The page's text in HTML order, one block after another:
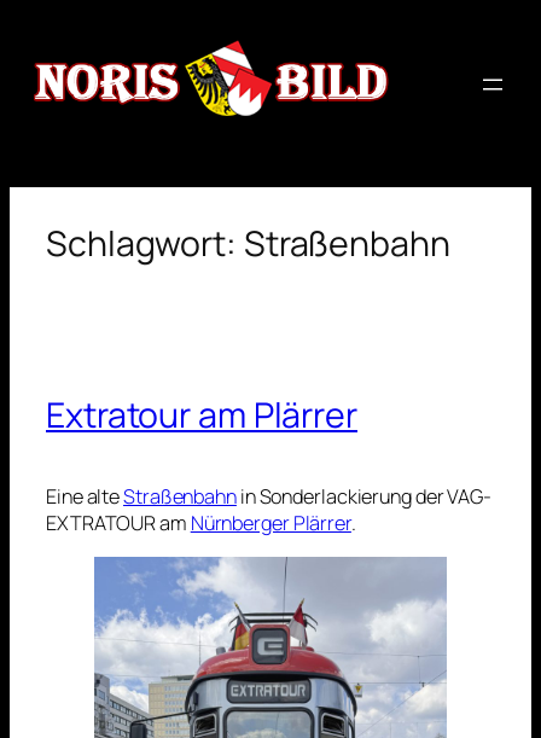
springen
Schlagwort: Straßenbahn
Extratour am Plärrer
Eine alteStraßenbahnin Sonderlackierung der VAG-
EXTRATOUR am Nürnberger Plärrer.